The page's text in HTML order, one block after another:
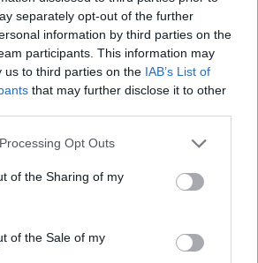
separately opt-out of the further
information by third parties on the
participants. This information may
us to third parties on the IAB’s List of
that may further disclose it to other
website/app uses one or more Google
or usage behaviour. You may click to
to Google and its third-party tags to
specified purposes in below Google
Opt Outs
of the Sharing of my
of the Sale of my